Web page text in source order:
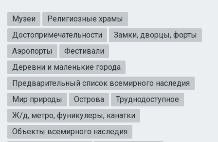
Музеи
Религиозные храмы
Достопримечательности
Замки, дворцы, форты
Аэропорты
Фестивали
Деревни и маленькие города
Предварительный список всемирного наследия
Мир природы
Острова
Труднодоступное
Ж/д, метро, фуникулеры, канатки
Объекты всемирного наследия